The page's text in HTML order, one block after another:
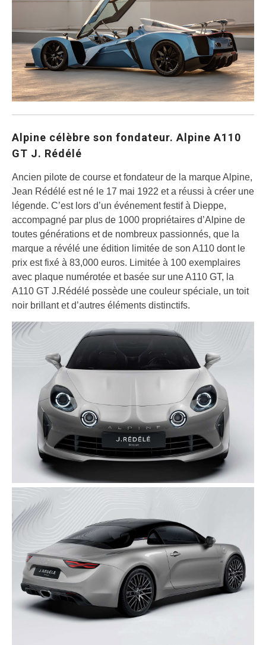
Alpine célèbre son fondateur. Alpine A110
GT J. Rédélé
Ancien pilote de course et fondateur de la marque Alpine,
Jean Rédélé est né le 17 mai 1922 et a réussi à créer une
légende. C’est lors d’un événement festif à Dieppe,
accompagné par plus de 1000 propriétaires d’Alpine de
toutes générations et de nombreux passionnés, que la
marque a révélé une édition limitée de son A110 dont le
prix est fixé à 83,000 euros. Limitée à 100 exemplaires
avec plaque numérotée et basée sur une A110 GT, la
A110 GT J.Rédélé possède une couleur spéciale, un toit
noir brillant et d’autres éléments distinctifs.